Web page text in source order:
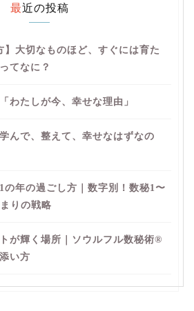
最近の投稿
】大切なものほど、すぐには育た
てなに？
わたしが今、幸せな理由」
んで、整えて、幸せなはずなの
の年の過ごし方｜数字別！数秘1〜
りの戦略
が輝く場所｜ソウルフル数秘術®︎
い方